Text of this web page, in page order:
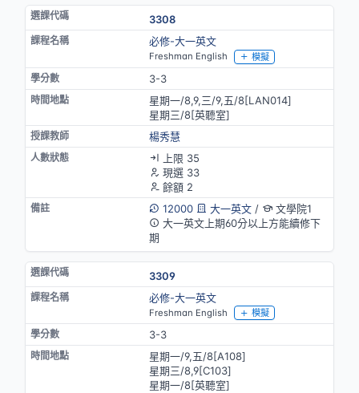
3308
必修-大一英文
Freshman English 模擬
3-3
星期一/8,9,三/9,五/8[LAN014]
星期三/8[英聽室]
楊秀慧
上限 35
現選 33
餘額 2
12000
大一英文/
文學院1
大一英文上期60分以上方能續修下
期
3309
必修-大一英文
Freshman English 模擬
3-3
星期一/9,五/8[A108]
星期三/8,9[C103]
星期一/8[英聽室]